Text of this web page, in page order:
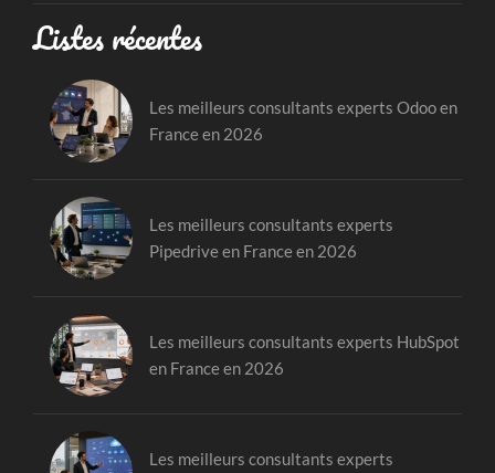
Listes récentes
Les meilleurs consultants experts Odoo en
France en 2026
Les meilleurs consultants experts
Pipedrive en France en 2026
Les meilleurs consultants experts HubSpot
en France en 2026
Les meilleurs consultants experts